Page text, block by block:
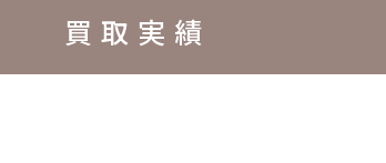
買取実績